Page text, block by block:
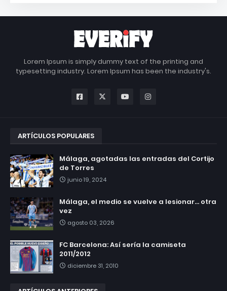
Lorem Ipsum is simply dummy text of the printing and
typesetting industry. Lorem Ipsum has been the industry's.
ARTÍCULOS POPULARES
Málaga, agotadas las entradas del Cortijo
de Torres
junio 19, 2024
Málaga, el medio se vuelve a lesionar... otra
vez
agosto 03, 2026
FC Barcelona: Así sería la camiseta
2011/2012
diciembre 31, 2010